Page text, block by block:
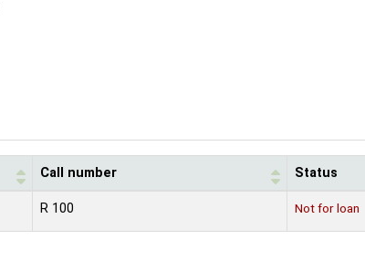
Call number Status
R 100 Not for loan